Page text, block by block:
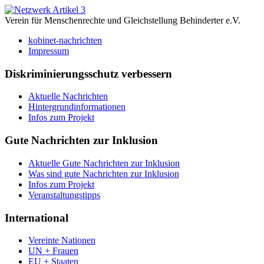
Verein für Menschenrechte und Gleichstellung Behinderter e.V.
kobinet-nachrichten
Impressum
Diskriminierungsschutz verbessern
Aktuelle Nachrichten
Hintergrundinformationen
Infos zum Projekt
Gute Nachrichten zur Inklusion
Aktuelle Gute Nachrichten zur Inklusion
Was sind gute Nachrichten zur Inklusion
Infos zum Projekt
Veranstaltungstipps
International
Vereinte Nationen
UN + Frauen
EU + Staaten